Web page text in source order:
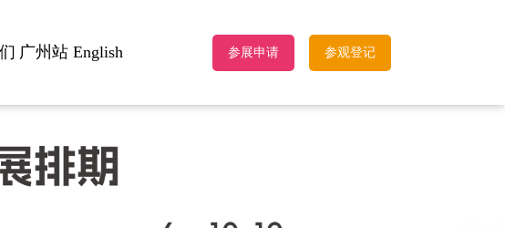
广州站 English 参展申请 参观登记